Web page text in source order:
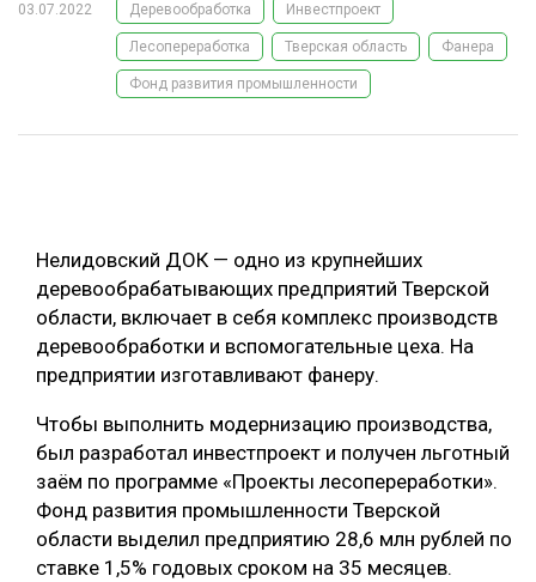
ЛЕСНОЕ ХОЗЯЙСТВО
ЛЕСОЗАГОТОВКА
ОБРАБОТКА ДРЕВЕСИНЫ
ЛОГИСТИКА
ПРОИЗВОДСТВО ДРЕВЕСНЫХ ПЛИТ
ЦБП
КОМПЛЕКСНАЯ ПЕРЕРАБОТКА
ЛЕСОПИЛЕНИЕ
ДЕРЕВЯННОЕ ДОМОСТРОЕНИЕ
БЕЗОПАСНОЕ ПРОИЗВОДСТВО
ПОДБОРКИ СТАТЕЙ
ЭКСПЕРТНОЕ МНЕНИЕ
03.07.2022 Деревообработка Инвестпроект
Лесопереработка Тверская область Фанера
Фонд развития промышленности
Нелидовский ДОК — одно из крупнейших
деревообрабатывающих предприятий Тверской
области, включает в себя комплекс производств
деревообработки и вспомогательные цеха. На
предприятии изготавливают фанеру.
Чтобы выполнить модернизацию производства,
был разработал инвестпроект и получен льготный
заём по программе «Проекты лесопереработки».
Фонд развития промышленности Тверской
области выделил предприятию 28,6 млн рублей по
ставке 1,5% годовых сроком на 35 месяцев.